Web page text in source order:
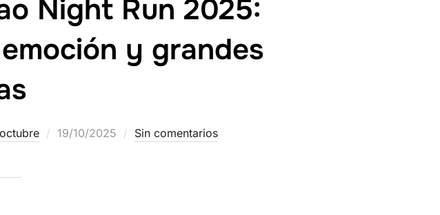
Night Run 2025:
y grandes
octubre 19/10/2025 Sin comentarios